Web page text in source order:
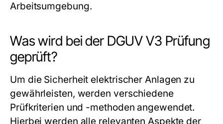
Arbeitsumgebung.
Was wird bei der DGUV V3 Prüfung
geprüft?
Um die Sicherheit elektrischer Anlagen zu
gewährleisten, werden verschiedene
Prüfkriterien und -methoden angewendet.
Hierbei werden alle relevanten Aspekte der